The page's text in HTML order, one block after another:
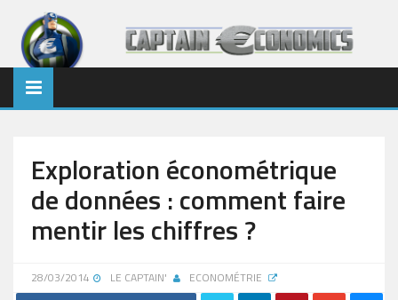
Exploration économétrique
de données : comment faire
mentir les chiffres ?
28/03/2014 LE CAPTAIN' ECONOMÉTRIE